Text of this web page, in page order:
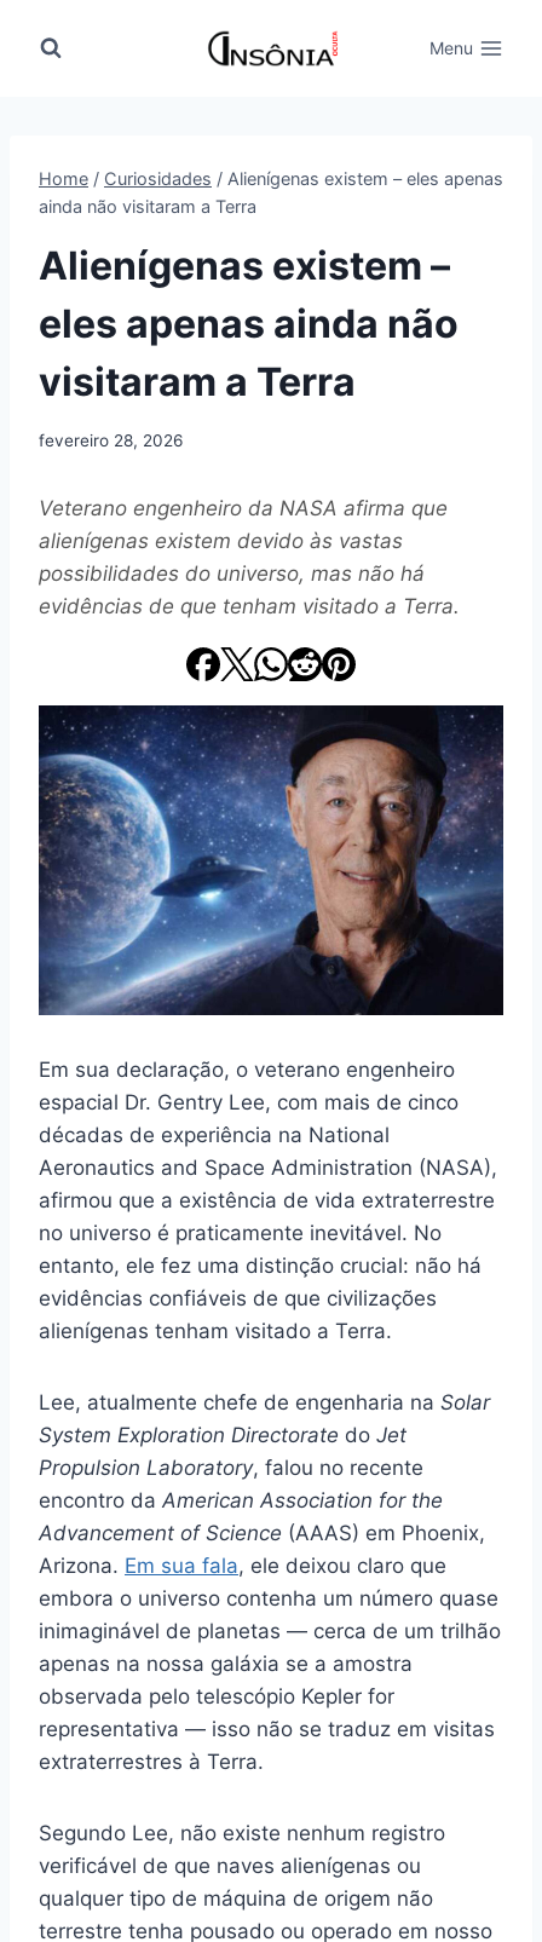
para
Menu
Home / Curiosidades / Alienígenas existem – eles apenas
ainda não visitaram a Terra
Alienígenas existem –
eles apenas ainda não
visitaram a Terra
fevereiro 28, 2026
Veterano engenheiro da NASA afirma que
alienígenas existem devido às vastas
possibilidades do universo, mas não há
evidências de que tenham visitado a Terra.
Em sua declaração, o veterano engenheiro
espacial Dr. Gentry Lee, com mais de cinco
décadas de experiência na National
Aeronautics and Space Administration (NASA),
afirmou que a existência de vida extraterrestre
no universo é praticamente inevitável. No
entanto, ele fez uma distinção crucial: não há
evidências confiáveis de que civilizações
alienígenas tenham visitado a Terra.
Lee, atualmente chefe de engenharia na Solar
System Exploration Directorate do Jet
Propulsion Laboratory, falou no recente
encontro da American Association for the
Advancement of Science (AAAS) em Phoenix,
Arizona. Em sua fala, ele deixou claro que
embora o universo contenha um número quase
inimaginável de planetas — cerca de um trilhão
apenas na nossa galáxia se a amostra
observada pelo telescópio Kepler for
representativa — isso não se traduz em visitas
extraterrestres à Terra.
Segundo Lee, não existe nenhum registro
verificável de que naves alienígenas ou
qualquer tipo de máquina de origem não
terrestre tenha pousado ou operado em nosso